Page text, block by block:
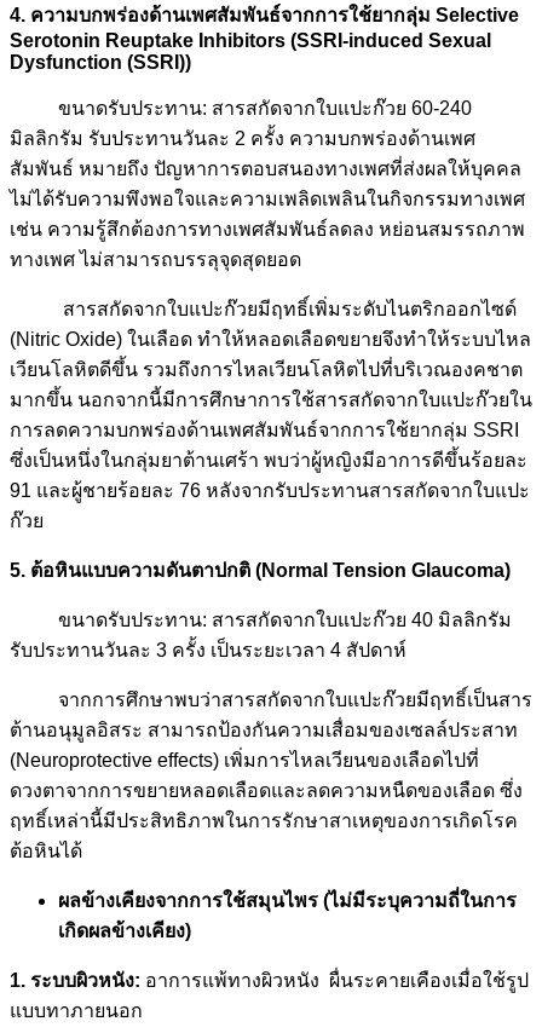
4. ความบกพร่องด้านเพศสัมพันธ์จากการใช้ยากลุ่ม Selective
Serotonin Reuptake Inhibitors (SSRI-induced Sexual
Dysfunction (SSRI))
ขนาดรับประทาน: สารสกัดจากใบแปะก๊วย 60-240
มิลลิกรัม รับประทานวันละ 2 ครั้ง ความบกพร่องด้านเพศ
สัมพันธ์ หมายถึง ปัญหาการตอบสนองทางเพศที่ส่งผลให้บุคคล
ไม่ได้รับความพึงพอใจและความเพลิดเพลินในกิจกรรมทางเพศ
เช่น ความรู้สึกต้องการทางเพศสัมพันธ์ลดลง หย่อนสมรรถภาพ
ทางเพศไม่สามารถบรรลุจุดสุดยอด
สารสกัดจากใบแปะก๊วยมีฤทธิ์เพิ่มระดับไนตริกออกไซด์
(Nitric Oxide) ในเลือด ทำให้หลอดเลือดขยายจึงทำให้ระบบไหล
เวียนโลหิตดีขึ้น รวมถึงการไหลเวียนโลหิตไปที่บริเวณองคชาต
มากขึ้น นอกจากนี้มีการศึกษาการใช้สารสกัดจากใบแปะก๊วยใน
การลดความบกพร่องด้านเพศสัมพันธ์จากการใช้ยากลุ่ม SSRI
ซึ่งเป็นหนึ่งในกลุ่มยาต้านเศร้า พบว่าผู้หญิงมีอาการดีขึ้นร้อยละ
91 และผู้ชายร้อยละ 76 หลังจากรับประทานสารสกัดจากใบแปะ
ก๊วย
5. ต้อหินแบบความดันตาปกติ (Normal Tension Glaucoma)
ขนาดรับประทาน: สารสกัดจากใบแปะก๊วย 40 มิลลิกรัม
รับประทานวันละ 3 ครั้ง เป็นระยะเวลา 4 สัปดาห์
จากการศึกษาพบว่าสารสกัดจากใบแปะก๊วยมีฤทธิ์เป็นสาร
ต้านอนุมูลอิสระ สามารถป้องกันความเสื่อมของเซลล์ประสาท
(Neuroprotective effects) เพิ่มการไหลเวียนของเลือดไปที่
ดวงตาจากการขยายหลอดเลือดและลดความหนืดของเลือด ซึ่ง
ฤทธิ์เหล่านี้มีประสิทธิภาพในการรักษาสาเหตุของการเกิดโรค
ต้อหินได้
ผลข้างเคียงจากการใช้สมุนไพร (ไม่มีระบุความถี่ในการ
เกิดผลข้างเคียง)
1. ระบบผิวหนัง: อาการแพ้ทางผิวหนัง ผื่นระคายเคืองเมื่อใช้รูป
แบบทาภายนอก